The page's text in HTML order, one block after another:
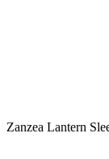
Zanzea Lantern